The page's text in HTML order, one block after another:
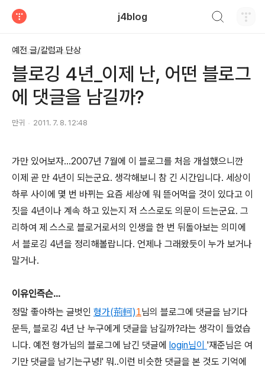
j4blog
예전 글/칼럼과 단상
블로깅 4년_이제 난, 어떤 블로그
에 댓글을 남길까?
만귀 2011. 7. 8. 12:48
가만 있어보자...2007년 7월에 이 블로그를 처음 개설했으니깐
이제 곧 만 4년이 되는군요. 생각해보니 참 긴 시간입니다. 세상이
하루 사이에 몇 번 바뀌는 요즘 세상에 뭐 뜯어먹을 것이 있다고 이
짓을 4년이나 계속 하고 있는지 저 스스로도 의문이 드는군요. 그
리하여 제 스스로 블로거로서의 인생을 한 번 뒤돌아보는 의미에
서 블로깅 4년을 정리해볼랍니다. 언제나 그래왔듯이 누가 보거나
말거나.
이유인즉슨...
정말 좋아하는 글벗인 형가(荊軻)1님의 블로그에 댓글을 남기다
문득, 블로깅 4년 난 누구에게 댓글을 남길까?라는 생각이 들었습
니다. 예전 형가님의 블로그에 남긴 댓글에
login님이 '재준님은 여
기만 댓글을 남기는구녕!' 뭐..이런 비슷한 댓글을 본 것도 기억에